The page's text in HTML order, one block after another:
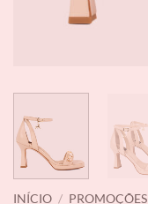
INÍCIO / PROMOÇÕES